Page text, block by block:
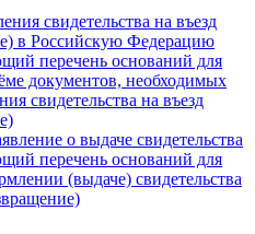
свидетельства на въезд
в Российскую Федерацию
перечень оснований для
документов, необходимых
свидетельства на въезд
о выдаче свидетельства
перечень оснований для
(выдаче) свидетельства